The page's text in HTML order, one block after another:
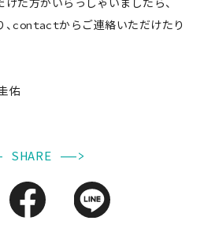
た方がいらっしゃいましたら、
contactからご連絡いただけたり
佑
SHARE ——>